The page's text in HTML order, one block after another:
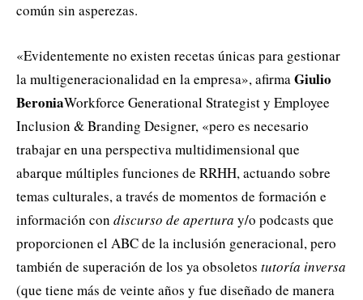
común sin asperezas.
«Evidentemente no existen recetas únicas para gestionar
la multigeneracionalidad en la empresa», afirma Giulio
BeroniaWorkforce Generational Strategist y Employee
Inclusion & Branding Designer, «pero es necesario
trabajar en una perspectiva multidimensional que
abarque múltiples funciones de RRHH, actuando sobre
temas culturales, a través de momentos de formación e
información con discurso de apertura y/o podcasts que
proporcionen el ABC de la inclusión generacional, pero
también de superación de los ya obsoletos tutoría inversa
(que tiene más de veinte años y fue diseñado de manera